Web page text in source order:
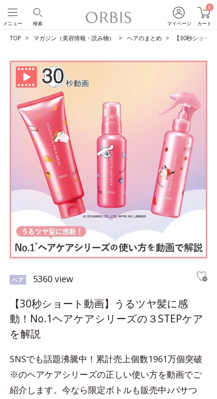
マイページ
0
カート
検索
メニュー
TOP マガジン（美容情報・読み物） ヘアのまとめ 【30秒ショー
ヘア 5360 view
【30秒ショート動画】うるツヤ髪に感
動！No.1ヘアケアシリーズの３STEPケア
を解説
SNSでも話題沸騰中！累計売上個数1961万個突破
※のヘアケアシリーズの正しい使い方を動画でご
紹介します。今なら限定ボトルも販売中♪パサつ